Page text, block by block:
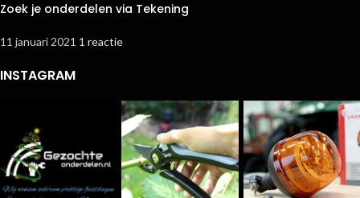
Zoek je onderdelen via Tekening
11 januari 2021 1 reactie
INSTAGRAM